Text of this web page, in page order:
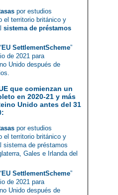
por estudios
el territorio británico y
sistema de préstamos
EU SettlementScheme”
de 2021 para
Unido después de
que comienzan un
en 2020-21 y más
Unido antes del 31
por estudios
el territorio británico y
sistema de préstamos
Gales e Irlanda del
EU SettlementScheme”
de 2021 para
Unido después de